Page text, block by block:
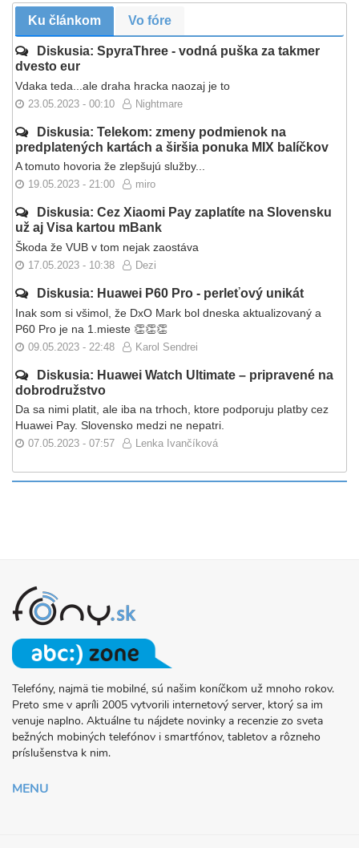
Ku článkom Vo fóre
Diskusia: SpyraThree - vodná puška za takmer
dvesto eur
Vdaka teda...ale draha hracka naozaj je to
23.05.2023 - 00:10 Nightmare
Diskusia: Telekom: zmeny podmienok na
predplatených kartách a širšia ponuka MIX balíčkov
A tomuto hovoria že zlepšujú služby...
19.05.2023 - 21:00 miro
Diskusia: Cez Xiaomi Pay zaplatíte na Slovensku
už aj Visa kartou mBank
Škoda že VUB v tom nejak zaostáva
17.05.2023 - 10:38 Dezi
Diskusia: Huawei P60 Pro - perleťový unikát
Inak som si všimol, že DxO Mark bol dneska aktualizovaný a
P60 Pro je na 1.mieste 👏👏👏
09.05.2023 - 22:48 Karol Sendrei
Diskusia: Huawei Watch Ultimate – pripravené na
dobrodružstvo
Da sa nimi platit, ale iba na trhoch, ktore podporuju platby cez
Huawei Pay. Slovensko medzi ne nepatri.
07.05.2023 - 07:57 Lenka Ivančíková
O
PROJEKTE
FONY.SK
Telefóny, najmä tie mobilné, sú našim koníčkom už mnoho rokov.
Preto sme v apríli 2005 vytvorili internetový server, ktorý sa im
venuje naplno. Aktuálne tu nájdete novinky a recenzie zo sveta
bežných mobiných telefónov i smartfónov, tabletov a rôzneho
príslušenstva k nim.
MENU